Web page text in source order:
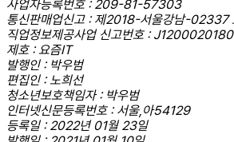
사업자등록번호 : 209-81-57303
통신판매업신고 : 제2018-서울강남-02337
직업정보제공사업 신고번호 :
제호 : 요즘IT
발행인 : 박우범
편집인 : 노희선
청소년보호책임자 : 박우범
인터넷신문등록번호 : 서울,아54129
등록일 : 2022년 01월 23일